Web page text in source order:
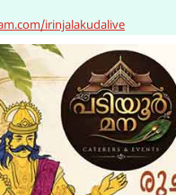
irinjalakudalive